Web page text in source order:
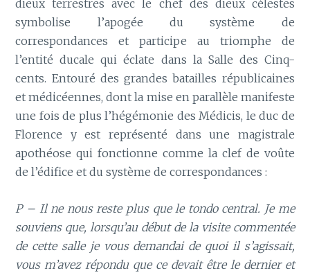
dieux terrestres avec le chef des dieux célestes
symbolise l’apogée du système de
correspondances et participe au triomphe de
l’entité ducale qui éclate dans la Salle des Cinq-
cents. Entouré des grandes batailles républicaines
et médicéennes, dont la mise en parallèle manifeste
une fois de plus l’hégémonie des Médicis, le duc de
Florence y est représenté dans une magistrale
apothéose qui fonctionne comme la clef de voûte
de l’édifice et du système de correspondances :
P – Il ne nous reste plus que le tondo central. Je me
souviens que, lorsqu’au début de la visite commentée
de cette salle je vous demandai de quoi il s’agissait,
vous m’avez répondu que ce devait être le dernier et